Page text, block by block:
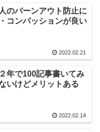
のバーンアウト防止に
コンパッションが良い
2022.02.21
年で100記事書いてみ
いけどメリットある
2022.02.14